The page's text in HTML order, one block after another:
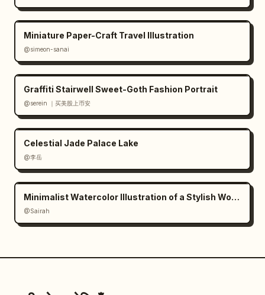
Miniature Paper-Craft Travel Illustration
@simeon-sanai
Graffiti Stairwell Sweet-Goth Fashion Portrait
@serein ｜买美股上币安
Celestial Jade Palace Lake
@李岳
Minimalist Watercolor Illustration of a Stylish Woman
@Sairah